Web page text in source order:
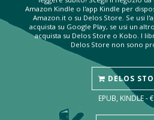
Amazon Kindle o l'app Kindle per
Amazon.it o su Delos Store. Se usi
acquista su Google Play, se usi un
acquista su Delos Store o Kobo. I
Delos Store non sono
DELOS
EPUB, KINDLE -